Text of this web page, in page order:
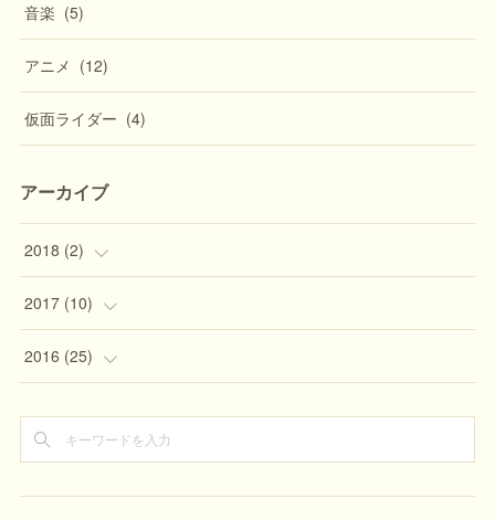
音楽 (5)
アニメ (12)
仮面ライダー (4)
アーカイブ
2018 (2)
(1)
(1)
2017 (10)
(1)
(2)
2016 (25)
(2)